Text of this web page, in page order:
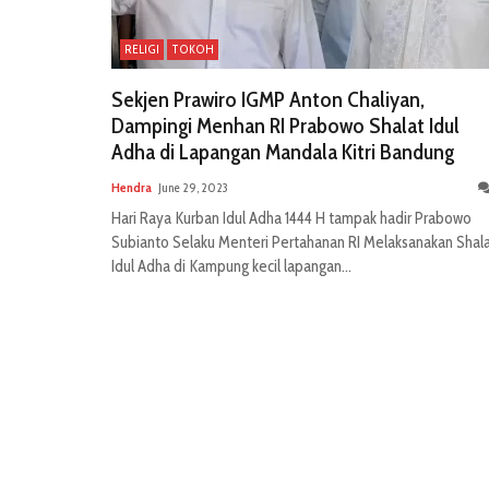
RELIGI TOKOH
Sekjen Prawiro IGMP Anton Chaliyan,
Dampingi Menhan RI Prabowo Shalat Idul
Adha di Lapangan Mandala Kitri Bandung
Hendra June 29, 2023
Hari Raya Kurban Idul Adha 1444 H tampak hadir Prabowo
Subianto Selaku Menteri Pertahanan RI Melaksanakan
Idul Adha di Kampung kecil lapangan...